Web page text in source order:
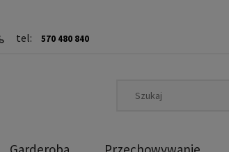
tel: 570 480 840